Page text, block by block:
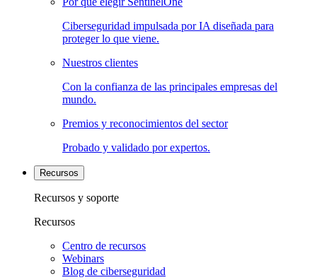
Ciberseguridad impulsada por IA diseñada para
proteger lo que viene.
Nuestros clientes
Con la confianza de las principales empresas del
mundo.
Premios y reconocimientos del sector
Probado y validado por expertos.
Recursos
Recursos y soporte
Recursos
Centro de recursos
Webinars
Blog de ciberseguridad